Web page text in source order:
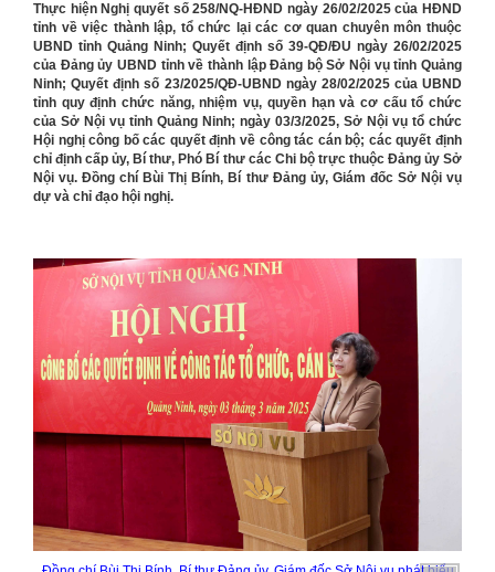
Thực hiện Nghị quyết số 258/NQ-HĐND ngày 26/02/2025 của HĐND
tỉnh về việc thành lập, tổ chức lại các cơ quan chuyên môn thuộc
UBND tỉnh Quảng Ninh; Quyết định số 39-QĐ/ĐU ngày 26/02/2025
của Đảng ủy UBND tỉnh về thành lập Đảng bộ Sở Nội vụ tỉnh Quảng
Ninh; Quyết định số 23/2025/QĐ-UBND ngày 28/02/2025 của UBND
tỉnh quy định chức năng, nhiệm vụ, quyền hạn và cơ cấu tổ chức
của Sở Nội vụ tỉnh Quảng Ninh; ngày 03/3/2025, Sở Nội vụ tổ chức
Hội nghị công bố các quyết định về công tác cán bộ; các quyết định
chỉ định cấp ủy, Bí thư, Phó Bí thư các Chi bộ trực thuộc Đảng ủy Sở
Nội vụ. Đồng chí Bùi Thị Bính, Bí thư Đảng ủy, Giám đốc Sở Nội vụ
dự và chỉ đạo hội nghị.